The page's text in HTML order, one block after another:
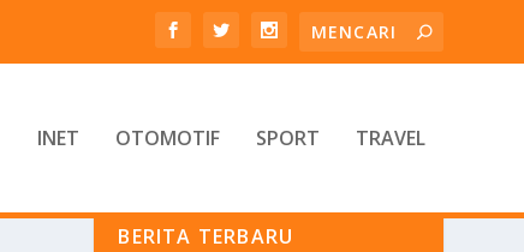
INET OTOMOTIF SPORT TRAVEL
BERITA TERBARU